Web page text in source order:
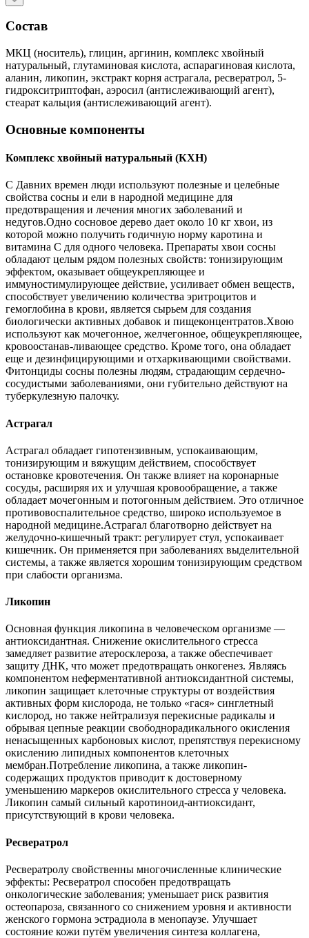
Состав
МКЦ (носитель), глицин, аргинин, комплекс хвойный
натуральный, глутаминовая кислота, аспарагиновая кислота,
аланин, ликопин, экстракт корня астрагала, ресвератрол, 5-
гидрокситриптофан, аэросил (антислеживающий агент),
стеарат кальция (антислеживающий агент).
Основные компоненты
Комплекс хвойный натуральный (КХН)
С Давних времен люди используют полезные и целебные
свойства сосны и ели в народной медицине для
предотвращения и лечения многих заболеваний и
недугов.Одно сосновое дерево дает около 10 кг хвои, из
которой можно получить годичную норму каротина и
витамина С для одного человека. Препараты хвои сосны
обладают целым рядом полезных свойств: тонизирующим
эффектом, оказывает общеукрепляющее и
иммуностимулирующее действие, усиливает обмен веществ,
способствует увеличению количества эритроцитов и
гемоглобина в крови, является сырьем для создания
биологически активных добавок и пищеконцентратов.Хвою
используют как мочегонное, желчегонное, общеукрепляющее,
кровоостанав-ливающее средство. Кроме того, она обладает
еще и дезинфицирующими и отхаркивающими свойствами.
Фитонциды сосны полезны людям, страдающим сердечно-
сосудистыми заболеваниями, они губительно действуют на
туберкулезную палочку.
Астрагал
Астрагал обладает гипотензивным, успокаивающим,
тонизирующим и вяжущим действием, способствует
остановке кровотечения. Он также влияет на коронарные
сосуды, расширяя их и улучшая кровообращение, а также
обладает мочегонным и потогонным действием. Это отличное
противовоспалительное средство, широко используемое в
народной медицине.Астрагал благотворно действует на
желудочно-кишечный тракт: регулирует стул, успокаивает
кишечник. Он применяется при заболеваниях выделительной
системы, а также является хорошим тонизирующим средством
при слабости организма.
Ликопин
Основная функция ликопина в человеческом организме —
антиоксидантная. Снижение окислительного стресса
замедляет развитие атеросклероза, а также обеспечивает
защиту ДНК, что может предотвращать онкогенез. Являясь
компонентом неферментативной антиоксидантной системы,
ликопин защищает клеточные структуры от воздействия
активных форм кислорода, не только «гася» синглетный
кислород, но также нейтрализуя перекисные радикалы и
обрывая цепные реакции свободнорадикального окисления
ненасыщенных карбоновых кислот, препятствуя перекисному
окислению липидных компонентов клеточных
мембран.Потребление ликопина, а также ликопин-
содержащих продуктов приводит к достоверному
уменьшению маркеров окислительного стресса у человека.
Ликопин самый сильный каротиноид-антиоксидант,
присутствующий в крови человека.
Ресвератрол
Ресвератролу свойственны многочисленные клинические
эффекты: Ресвератрол способен предотвращать
онкологические заболевания; уменьшает риск развития
остеопароза, связанного со снижением уровня и активности
женского гормона эстрадиола в менопаузе. Улучшает
состояние кожи путём увеличения синтеза коллагена,